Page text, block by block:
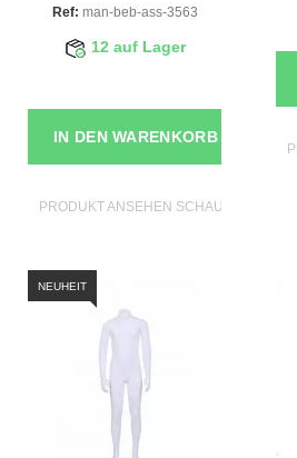
Ref: man-beb-ass-3563
12 auf Lager
IN DEN WARENKORB
PRODUKT ANSEHEN
NEUHEIT